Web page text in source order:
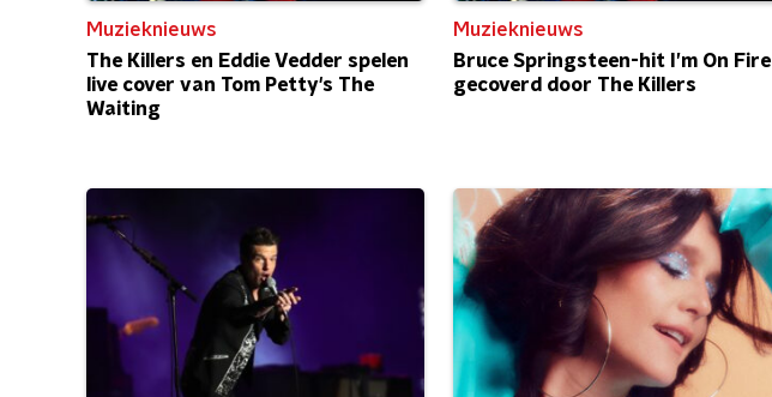
Muzieknieuws
The Killers en Eddie Vedder spelen
live cover van Tom Petty's The
Waiting
Muzieknieuws
Bruce Springsteen-hit I’m On Fire
gecoverd door The Killers